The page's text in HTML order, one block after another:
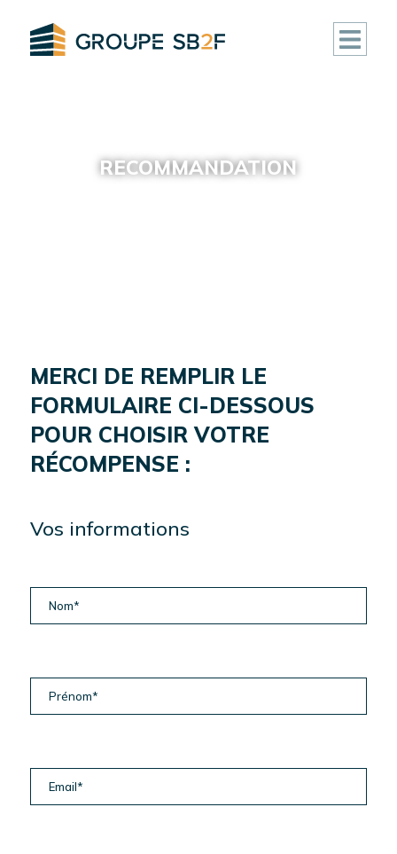
ACTUALITÉS
CONTACT
RECOMMANDATION
MERCI DE REMPLIR LE
FORMULAIRE CI-DESSOUS
POUR CHOISIR VOTRE
RÉCOMPENSE :
Vos informations